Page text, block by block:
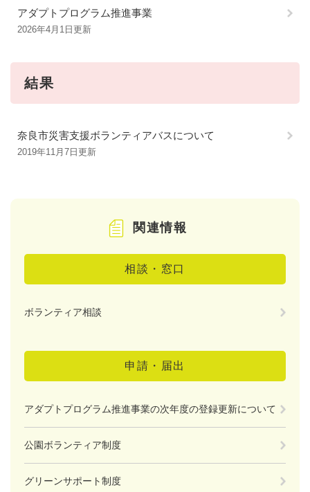
アダプトプログラム推進事業
2026年4月1日更新
結果
奈良市災害支援ボランティアバスについて
2019年11月7日更新
関連情報
相談・窓口
ボランティア相談
申請・届出
アダプトプログラム推進事業の次年度の登録更新について
公園ボランティア制度
グリーンサポート制度